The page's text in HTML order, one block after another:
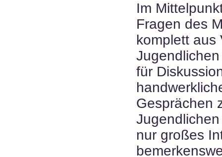
Im
Fragen des
komplett aus
Jugendlichen
für
Gesprächen
nur großes